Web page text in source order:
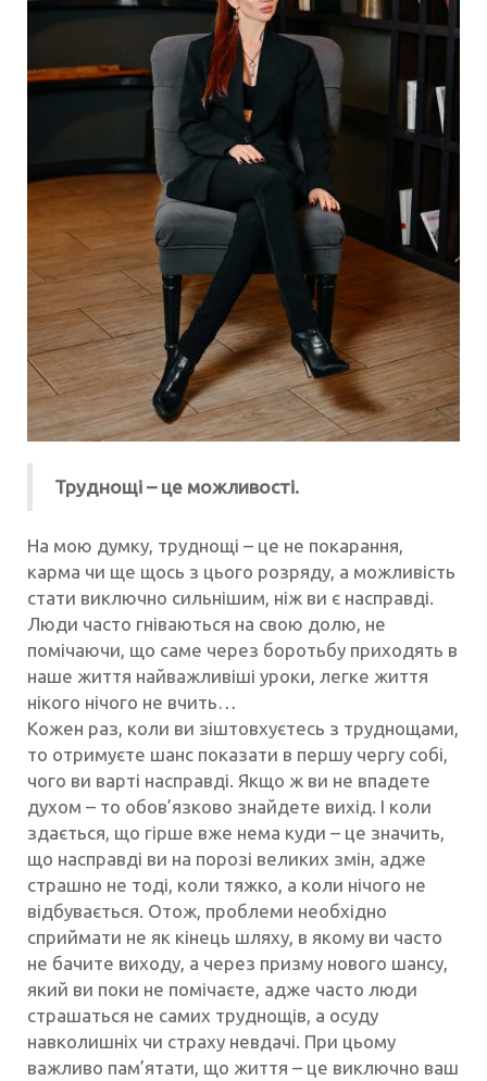
Труднощі – це можливості.
На мою думку, труднощі – це не покарання,
карма чи ще щось з цього розряду, а можливість
стати виключно сильнішим, ніж ви є насправді.
Люди часто гніваються на свою долю, не
помічаючи, що саме через боротьбу приходять в
наше життя найважливіші уроки, легке життя
нікого нічого не вчить…
Кожен раз, коли ви зіштовхуєтесь з труднощами,
то отримуєте шанс показати в першу чергу собі,
чого ви варті насправді. Якщо ж ви не впадете
духом – то обов’язково знайдете вихід. І коли
здається, що гірше вже нема куди – це значить,
що насправді ви на порозі великих змін, адже
страшно не тоді, коли тяжко, а коли нічого не
відбувається. Отож, проблеми необхідно
сприймати не як кінець шляху, в якому ви часто
не бачите виходу, а через призму нового шансу,
який ви поки не помічаєте, адже часто люди
страшаться не самих труднощів, а осуду
навколишніх чи страху невдачі. При цьому
важливо пам’ятати, що життя – це виключно ваш